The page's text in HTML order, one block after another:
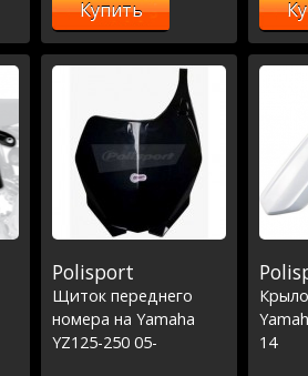
Купить
Polisport
Щиток переднего
номера на Yamaha
YZ125-250 05-
14